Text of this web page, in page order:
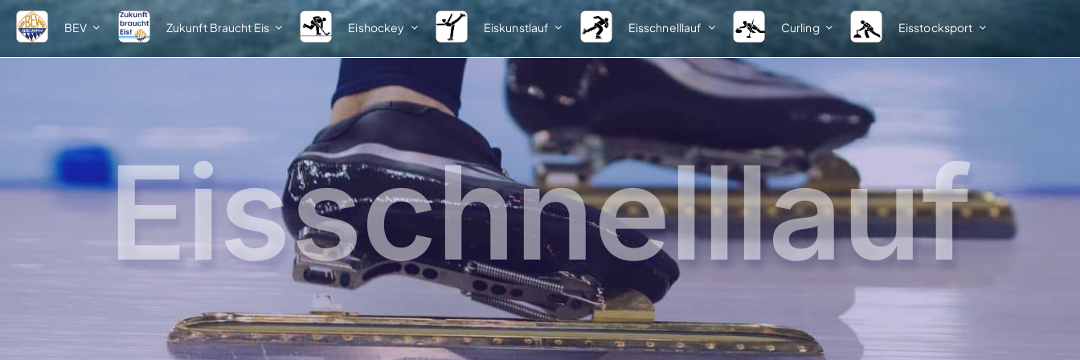
Zum
Inhalt
springen
BEV Zukunft Braucht Eis Eishockey Eiskunstlauf Eisschnelllauf Curling Eisstocksport
Spielbetrieb
Meisterschaften
Ausschreibungen
Startlisten
Ergebnisse
2. Bundesliga
Klasseneinteilungen
Pokale
Nachwuchs
Informationen
Vorlagen
Ergebnisse
Talentförderlehrgänge
Förderlehrgang I
Teilnehmer
Ergebnisse
Ligastruktur
Herren Sommer
Herren Winter
Spielsystem Herren 1. Bundesliga
Spielsystem Herren 2. Bundesliga
Damen Winter
Spielsystem Damen 1. Bundesliga
Verband
Kontakte Bezirksobleute A
Kontakte Kreisobleute A – Z
Vereinsverzeichnis
Ordnungen und
Weblinks
Eisschnelllauf